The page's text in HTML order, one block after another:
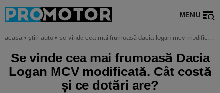
MENIU
acasa • știri auto • se vinde cea mai frumoasă dacia logan mcv modificată. cât costă și ce dotări are?
Se vinde cea mai frumoasă Dacia
Logan MCV modificată. Cât costă
și ce dotări are?